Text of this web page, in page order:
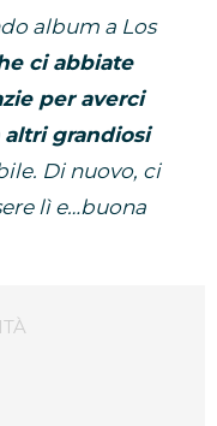
album a Los
ci abbiate
per averci
grandiosi
Di nuovo, ci
lì e…buona